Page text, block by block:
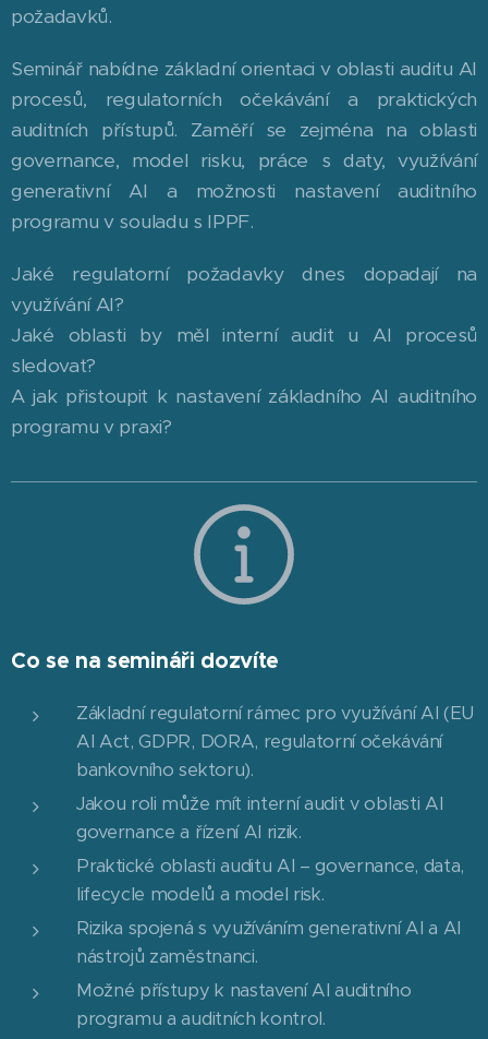
požadavků.
Seminář nabídne základní orientaci v oblasti auditu AI
procesů, regulatorních očekávání a praktických
auditních přístupů. Zaměří se zejména na oblasti
governance, model risku, práce s daty, využívání
generativní AI a možnosti nastavení auditního
programu v souladu s IPPF.
Jaké regulatorní požadavky dnes dopadají na
využívání AI?
Jaké oblasti by měl interní audit u AI procesů
sledovat?
A jak přistoupit k nastavení základního AI auditního
programu v praxi?
Co se na semináři dozvíte
Základní regulatorní rámec pro využívání AI (EU
AI Act, GDPR, DORA, regulatorní očekávání
bankovního sektoru).
Jakou roli může mít interní audit v oblasti AI
governance a řízení AI rizik.
Praktické oblasti auditu AI – governance, data,
lifecycle modelů a model risk.
Rizika spojená s využíváním generativní AI a AI
nástrojů zaměstnanci.
Možné přístupy k nastavení AI auditního
programu a auditních kontrol.